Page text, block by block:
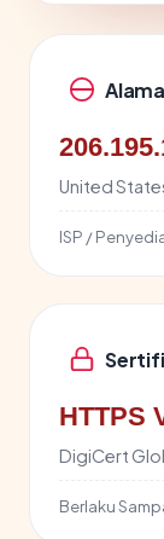
United
ISP /
HTTPS
DigiCert
Berlaku